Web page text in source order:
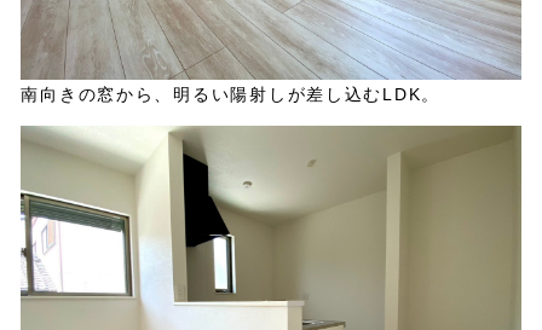
南向きの窓から、明るい陽射しが差し込むLDK。